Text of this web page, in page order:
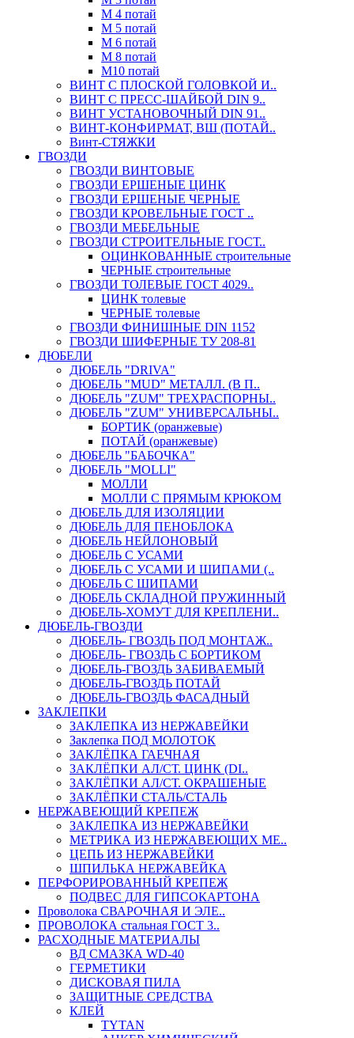
М 4 потай
М 5 потай
М 6 потай
М 8 потай
М10 потай
ВИНТ С ПЛОСКОЙ ГОЛОВКОЙ И..
ВИНТ С ПРЕСС-ШАЙБОЙ DIN 9..
ВИНТ УСТАНОВОЧНЫЙ DIN 91..
ВИНТ-КОНФИРМАТ, ВШ (ПОТАЙ..
Винт-СТЯЖКИ
ГВОЗДИ
ГВОЗДИ ВИНТОВЫЕ
ГВОЗДИ ЕРШЕНЫЕ ЦИНК
ГВОЗДИ ЕРШЕНЫЕ ЧЕРНЫЕ
ГВОЗДИ КРОВЕЛЬНЫЕ ГОСТ ..
ГВОЗДИ МЕБЕЛЬНЫЕ
ГВОЗДИ СТРОИТЕЛЬНЫЕ ГОСТ..
ОЦИНКОВАННЫЕ строительные
ЧЕРНЫЕ строительные
ГВОЗДИ ТОЛЕВЫЕ ГОСТ 4029..
ЦИНК толевые
ЧЕРНЫЕ толевые
ГВОЗДИ ФИНИШНЫЕ DIN 1152
ГВОЗДИ ШИФЕРНЫЕ ТУ 208-81
ДЮБЕЛИ
ДЮБЕЛЬ "DRIVA"
ДЮБЕЛЬ "MUD" МЕТАЛЛ. (В П..
ДЮБЕЛЬ "ZUM" ТРЕХРАСПОРНЫ..
ДЮБЕЛЬ "ZUM" УНИВЕРСАЛЬНЫ..
БОРТИК (оранжевые)
ПОТАЙ (оранжевые)
ДЮБЕЛЬ "БАБОЧКА"
ДЮБЕЛЬ "МOLLI"
МОЛЛИ
МОЛЛИ С ПРЯМЫМ КРЮКОМ
ДЮБЕЛЬ ДЛЯ ИЗОЛЯЦИИ
ДЮБЕЛЬ ДЛЯ ПЕНОБЛОКА
ДЮБЕЛЬ НЕЙЛОНОВЫЙ
ДЮБЕЛЬ С УСАМИ
ДЮБЕЛЬ С УСАМИ И ШИПАМИ (..
ДЮБЕЛЬ С ШИПАМИ
ДЮБЕЛЬ СКЛАДНОЙ ПРУЖИННЫЙ
ДЮБЕЛЬ-ХОМУТ ДЛЯ КРЕПЛЕНИ..
ДЮБЕЛЬ-ГВОЗДИ
ДЮБЕЛЬ- ГВОЗДЬ ПОД МОНТАЖ..
ДЮБЕЛЬ- ГВОЗДЬ С БОРТИКОМ
ДЮБЕЛЬ-ГВОЗДЬ ЗАБИВАЕМЫЙ
ДЮБЕЛЬ-ГВОЗДЬ ПОТАЙ
ДЮБЕЛЬ-ГВОЗДЬ ФАСАДНЫЙ
ЗАКЛЕПКИ
ЗАКЛЕПКА ИЗ НЕРЖАВЕЙКИ
Заклепка ПОД МОЛОТОК
ЗАКЛЁПКА ГАЕЧНАЯ
ЗАКЛЁПКИ АЛ/СТ. ЦИНК (DI..
ЗАКЛЁПКИ АЛ/СТ. ОКРАШЕНЫЕ
ЗАКЛЁПКИ СТАЛЬ/СТАЛЬ
НЕРЖАВЕЮЩИЙ КРЕПЕЖ
ЗАКЛЕПКА ИЗ НЕРЖАВЕЙКИ
МЕТРИКА ИЗ НЕРЖАВЕЮЩИХ МЕ..
ЦЕПЬ ИЗ НЕРЖАВЕЙКИ
ШПИЛЬКА НЕРЖАВЕЙКА
ПЕРФОРИРОВАННЫЙ КРЕПЕЖ
ПОДВЕС ДЛЯ ГИПСОКАРТОНА
Проволока СВАРОЧНАЯ И ЭЛЕ..
ПРОВОЛОКА стальная ГОСТ 3..
РАСХОДНЫЕ МАТЕРИАЛЫ
ВД СМАЗКА WD-40
ГЕРМЕТИКИ
ДИСКОВАЯ ПИЛА
ЗАЩИТНЫЕ СРЕДСТВА
КЛЕЙ
TYTAN